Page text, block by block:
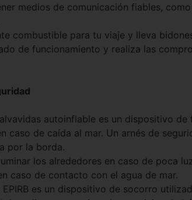
medios de comunicación fiables,
combustible para tu viaje y lleva
de funcionamiento y realiza las
autoinflable es un dispositivo
de caída al mar. Un arnés de
por la borda.
los alrededores en caso de poca
caso de contacto con el agua de mar.
EPIRB es un dispositivo de socorro